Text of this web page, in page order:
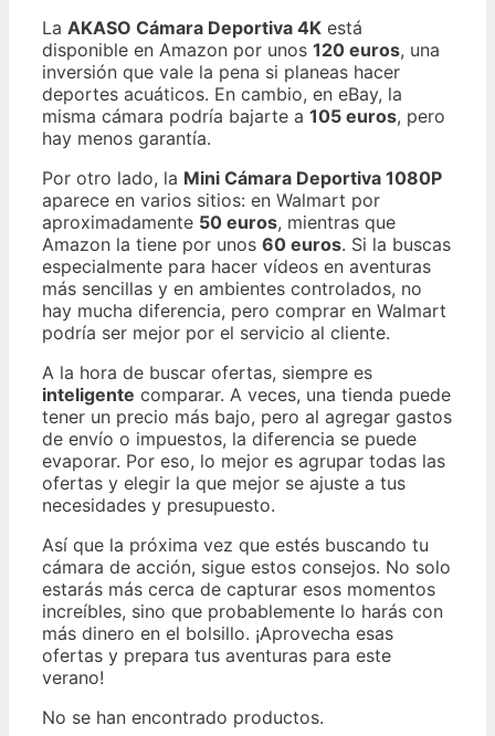
La AKASO Cámara Deportiva 4K está
disponible en Amazon por unos 120 euros, una
inversión que vale la pena si planeas hacer
deportes acuáticos. En cambio, en eBay, la
misma cámara podría bajarte a 105 euros, pero
hay menos garantía.
Por otro lado, la Mini Cámara Deportiva 1080P
aparece en varios sitios: en Walmart por
aproximadamente 50 euros, mientras que
Amazon la tiene por unos 60 euros. Si la buscas
especialmente para hacer vídeos en aventuras
más sencillas y en ambientes controlados, no
hay mucha diferencia, pero comprar en Walmart
podría ser mejor por el servicio al cliente.
A la hora de buscar ofertas, siempre es
inteligente comparar. A veces, una tienda puede
tener un precio más bajo, pero al agregar gastos
de envío o impuestos, la diferencia se puede
evaporar. Por eso, lo mejor es agrupar todas las
ofertas y elegir la que mejor se ajuste a tus
necesidades y presupuesto.
Así que la próxima vez que estés buscando tu
cámara de acción, sigue estos consejos. No solo
estarás más cerca de capturar esos momentos
increíbles, sino que probablemente lo harás con
más dinero en el bolsillo. ¡Aprovecha esas
ofertas y prepara tus aventuras para este
verano!
No se han encontrado productos.